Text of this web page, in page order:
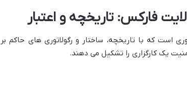
فارکس: تاریخچه و اعتبار
است که با تاریخچه، ساختار و رگولاتوری های حاکم بر
یک کارگزاری را تشکیل می دهند.